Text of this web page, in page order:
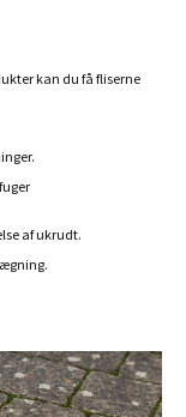
kan du få fliserne
af ukrudt.